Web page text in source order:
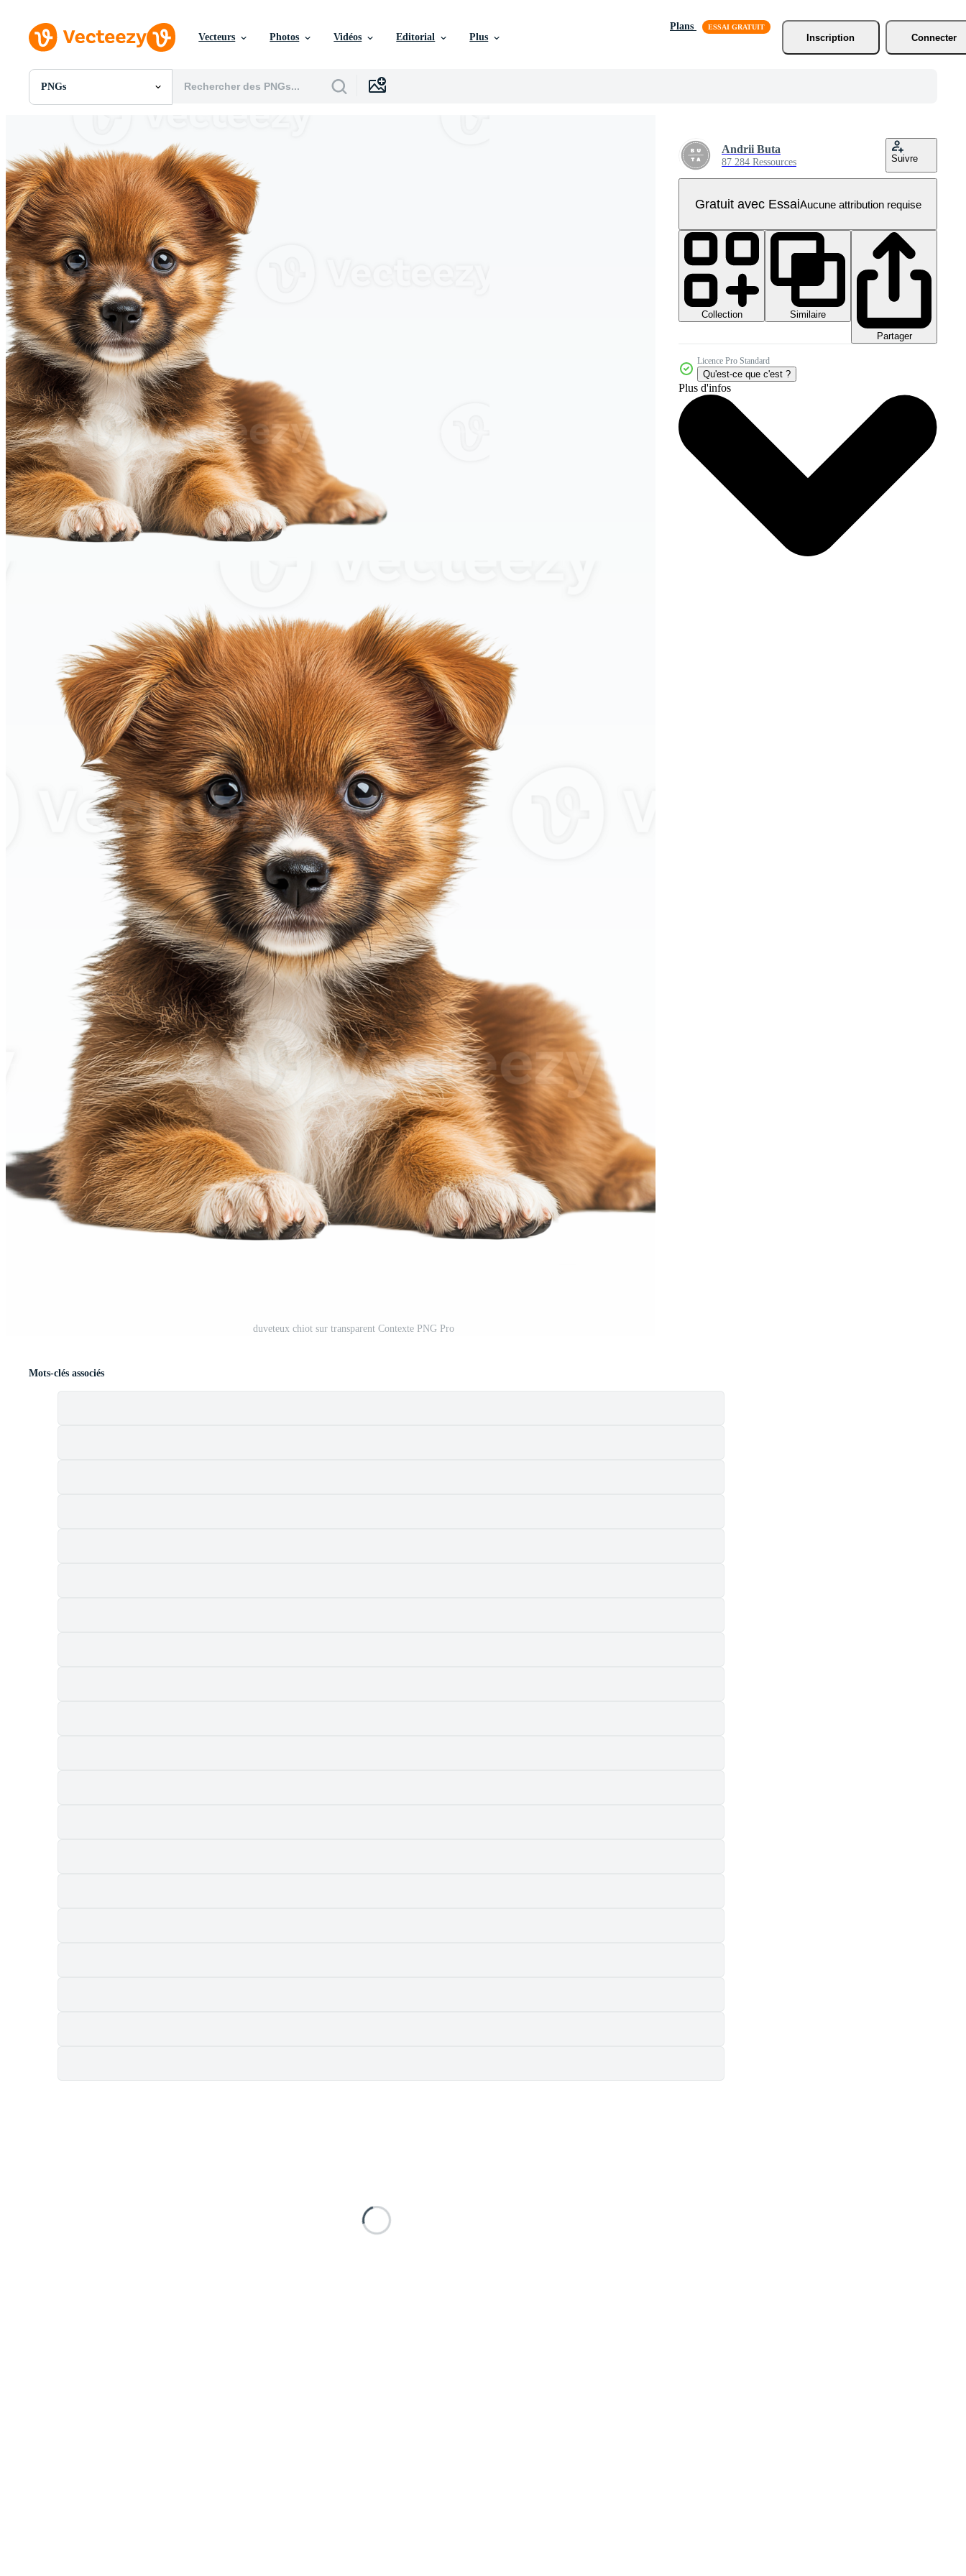
Vecteurs Photos Vidéos Editorial Plus
Plans
Inscription
Connecter
PNGs
Toutes Images
PSDs
SVGs
Modèles
Vecteurs
Vidéos
Motion graphics
Images Éditoriales
Événements Éditoriaux
duveteux chiot sur transparent Contexte PNG Pro
Andrii Buta
87 284 Ressources Suivre
Gratuit avec EssaiAucune attribution requise
Collection
Similaire
Partager
Licence Pro Standard
Qu'est-ce que c'est ?
Plus d'infos
Mots-clés associés